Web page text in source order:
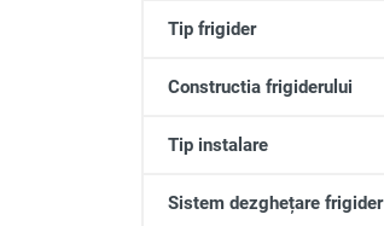
Tip frigider
Constructia frigiderului
Tip instalare
Sistem dezghețare frigider